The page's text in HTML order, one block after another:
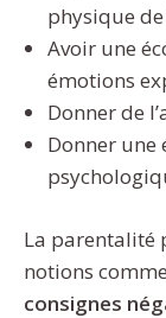
physique de
Avoir une
émotions
Donner de
Donner
La parentalité
notions
consignes